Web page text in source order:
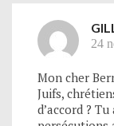
24
Mon cher
Juifs,
d’accord ?